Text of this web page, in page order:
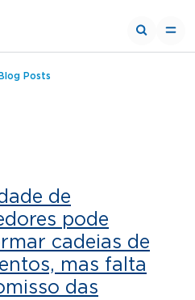
Blog Posts
de
pode
cadeias de
mas falta
das